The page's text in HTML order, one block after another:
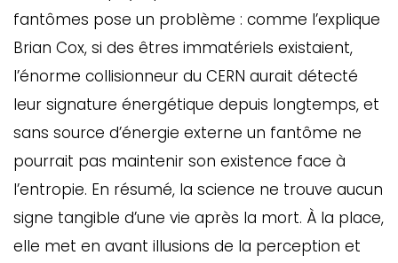
fantômes pose un problème : comme l’explique
Brian Cox, si des êtres immatériels existaient,
l’énorme collisionneur du CERN aurait détecté
leur signature énergétique depuis longtemps, et
sans source d’énergie externe un fantôme ne
pourrait pas maintenir son existence face à
l’entropie. En résumé, la science ne trouve aucun
signe tangible d’une vie après la mort. À la place,
elle met en avant illusions de la perception et